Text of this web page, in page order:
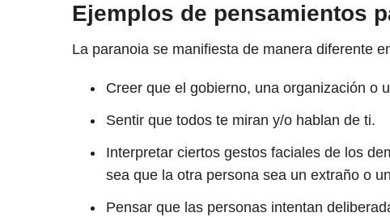
Ejemplos de pensamientos
La paranoia se manifiesta de manera diferente
Creer que el gobierno, una organización o
Sentir que todos te miran y/o hablan de ti.
Interpretar ciertos gestos faciales de los
sea que la otra persona sea un extraño o
Pensar que las personas intentan